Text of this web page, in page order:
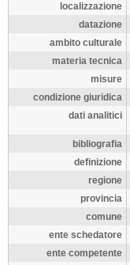
localizzazione
datazione
ambito culturale
materia tecnica
misure
condizione giuridica
dati analitici
bibliografia
definizione
regione
provincia
comune
ente schedatore
ente competente